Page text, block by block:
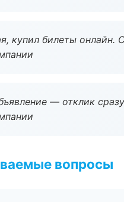
купил билеты онлайн.
— отклик
вопросы